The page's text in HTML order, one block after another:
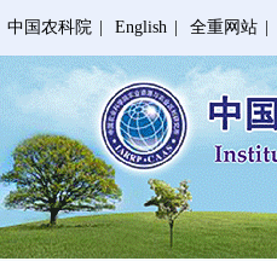
中国农科院 English 全重网站